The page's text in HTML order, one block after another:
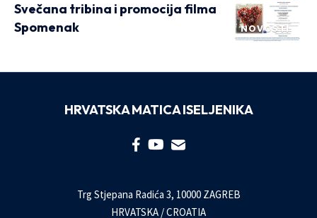
NOVOSTI
Svečana tribina i promocija filma
Spomenak
HRVATSKA MATICA ISELJENIKA
Trg Stjepana Radića 3, 10000 ZAGREB
HRVATSKA / CROATIA